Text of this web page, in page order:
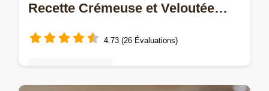
Recette Crémeuse et Veloutée
4.73 (26 Évaluations)